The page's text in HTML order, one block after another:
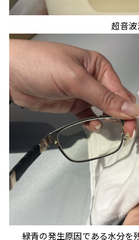
超音
緑青の発生原因である水分を